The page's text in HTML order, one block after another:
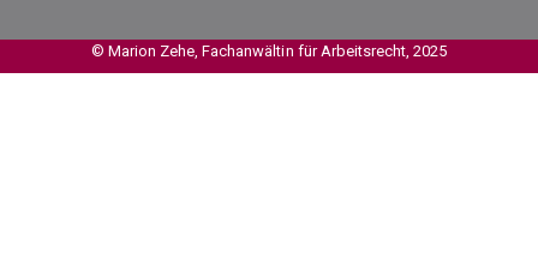
© Marion Zehe, Fachanwältin für Arbeitsrecht, 2025